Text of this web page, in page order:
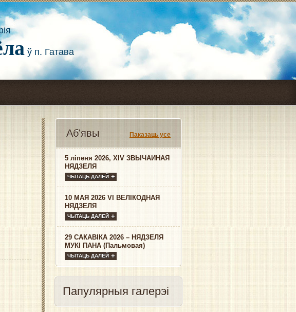
ў п. Гатава
Паказаць усе
Аб'явы
5 ліпеня 2026, XIV ЗВЫЧАЙНАЯ
НЯДЗЕЛЯ
ЧЫТАЦЬ ДАЛЕЙ
10 МАЯ 2026 VI ВЕЛІКОДНАЯ
НЯДЗЕЛЯ
ЧЫТАЦЬ ДАЛЕЙ
29 САКАВІКА 2026 – НЯДЗЕЛЯ
МУКІ ПАНА (Пальмовая)
ЧЫТАЦЬ ДАЛЕЙ
Папулярныя галерэі